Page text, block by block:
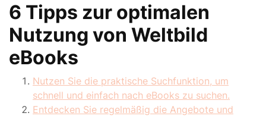
6 Tipps zur optimalen
Nutzung von Weltbild
eBooks
Nutzen Sie die praktische Suchfunktion, um
schnell und einfach nach eBooks zu suchen.
Entdecken Sie regelmäßig die Angebote und